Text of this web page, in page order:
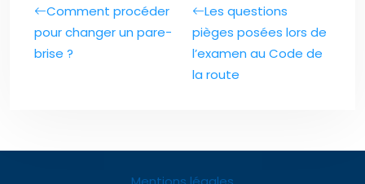
Comment procéder
pour changer un pare-
brise ?
Les questions
pièges posées lors de
l’examen au Code de
la route